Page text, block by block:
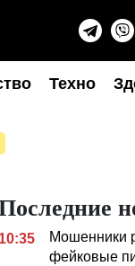
Техно
10:35
Мошенники
фейковые